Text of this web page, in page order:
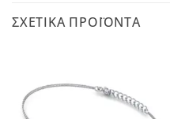
ΣΧΕΤΙΚΆ ΠΡΟΪΌΝΤΑ